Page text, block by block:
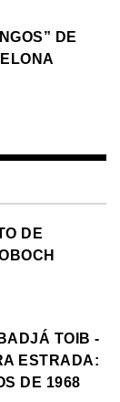
DE
DE
TOIB -
ESTRADA:
DE 1968